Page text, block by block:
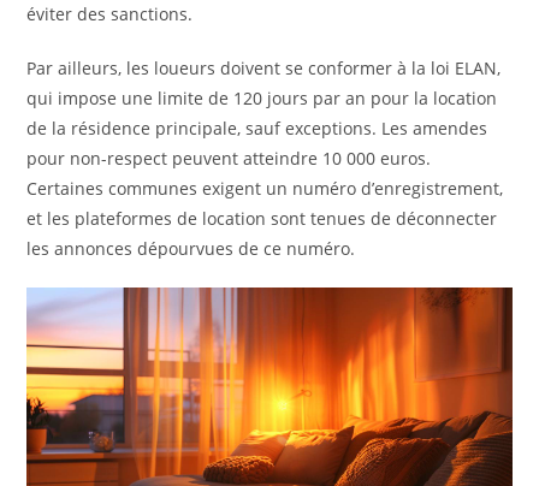
éviter des sanctions.
Par ailleurs, les loueurs doivent se conformer à la loi ELAN,
qui impose une limite de 120 jours par an pour la location
de la résidence principale, sauf exceptions. Les amendes
pour non-respect peuvent atteindre 10 000 euros.
Certaines communes exigent un numéro d’enregistrement,
et les plateformes de location sont tenues de déconnecter
les annonces dépourvues de ce numéro.